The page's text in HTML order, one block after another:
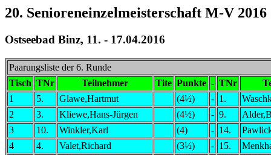
20. Senioreneinzelmeisterschaft M-V 2016
Ostseebad Binz, 11. - 17.04.2016
Paarungsliste der 6. Runde
Tisch TNr Teilnehmer Tite Punkte - TNr
1
5. Glawe,Hartmut (4½) - 1.
2
3. Kliewe,Hans-Jürgen (4½) - 9.
3
10. Winkler,Karl (4) - 14.
4
4. Valet,Richard (3½) - 15.